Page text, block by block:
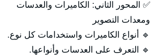
✅ المحور الثاني: الكاميرات والعدسات
ومعدات التصوير
🔹 أنواع الكاميرات واستخدامات كل نوع.
🔹 التعرف على العدسات وأنواعها.